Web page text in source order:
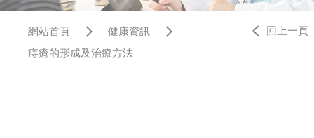
網站首頁
健康資訊
痔瘡的形成及治療方法
回上一頁